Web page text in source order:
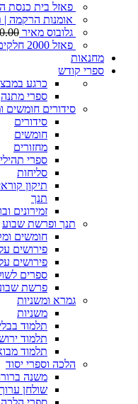
פאזל בית כנסת החורבה
אומנות הרקמה |
גלובוס מאיר
פאזל 2000 חלקים בית כפרי
מחנאות
ספרי קודש
כרגע
ספרי מתנה
סידורים חומשים
סידורים
חומשים
מחזורים
ספרי
סליחות
תיקון
תנך
זמירונים
תנך ופרשת שבוע
חומשים
פירושים
פירושים
ספרים
פרשת
גמרא ומשניות
משניות
תלמוד
תלמוד
תלמוד
הלכה וספרי יסוד
משנה
שולחן ערוך